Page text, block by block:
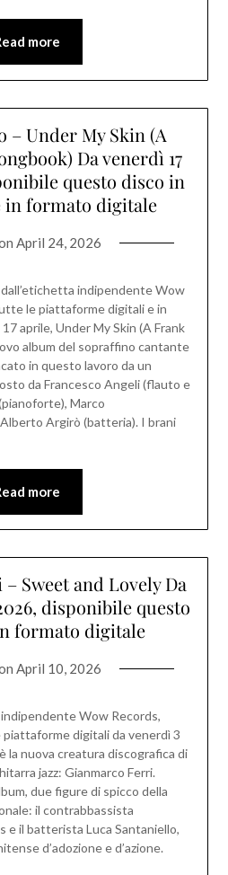
more
– Under My Skin (A
Da venerdì 17
questo disco in
in formato digitale
April 24, 2026
indipendente Wow
le piattaforme digitali e in
aprile, Under My Skin (A Frank
album del sopraffino cantante
in questo lavoro da un
da Francesco Angeli (flauto e
Marco
Argirò (batteria). I brani
more
Sweet and Lovely Da
disponibile questo
formato digitale
April 10, 2026
Wow Records,
digitali da venerdì 3
la nuova creatura discografica di
jazz: Gianmarco Ferri.
due figure di spicco della
il contrabbassista
e il batterista Luca Santaniello,
d’adozione e d’azione.